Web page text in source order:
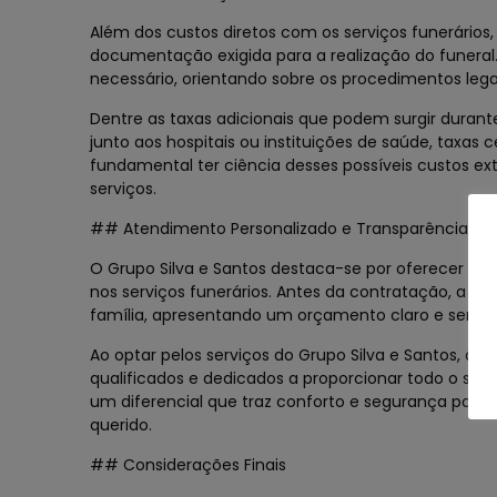
Além dos custos diretos com os serviços
documentação exigida para a realização do
necessário, orientando sobre os procedimentos
Dentre as taxas adicionais que podem surgir
junto aos hospitais ou instituições de saúde, taxas
fundamental ter ciência desses possíveis custos
serviços.
## Atendimento Personalizado e Transparência nos
O Grupo Silva e Santos destaca-se por oferecer
nos serviços funerários. Antes da contratação, a
família, apresentando um orçamento claro e sem
Ao optar pelos serviços do Grupo Silva e Santos,
qualificados e dedicados a proporcionar todo o
um diferencial que traz conforto e segurança para
querido.
## Considerações Finais